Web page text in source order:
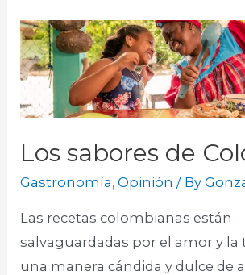
Los sabores de
Gastronomía,Opinión / By
Las recetas colombianas están
salvaguardadas por el amor y la
una manera cándida y dulce de